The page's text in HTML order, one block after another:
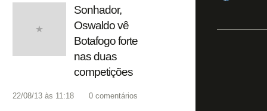
Sonhador,
Oswaldo vê
Botafogo forte
nas duas
competições
22/08/13 às 11:18 0 comentários